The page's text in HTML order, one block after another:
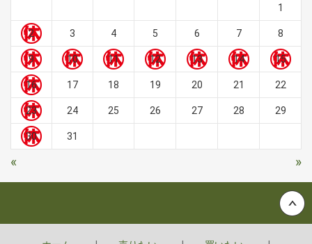
1
2 3 4 5 6 7 8
9 10 11 12 13 14 15
16 17 18 19 20 21 22
23 24 25 26 27 28 29
30 31
« »